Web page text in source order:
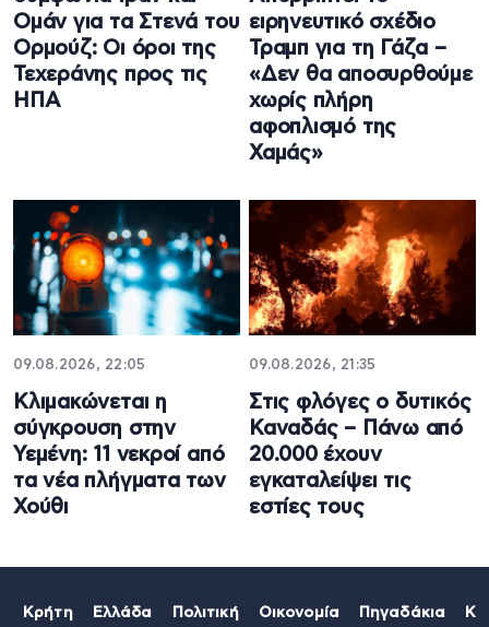
Ομάν για τα Στενά του
Ορμούζ: Οι όροι της
Τεχεράνης προς τις
ΗΠΑ
ειρηνευτικό σχέδιο
Τραμπ για τη Γάζα –
«Δεν θα αποσυρθούμε
χωρίς πλήρη
αφοπλισμό της
Χαμάς»
09.08.2026, 22:05
Κλιμακώνεται η
σύγκρουση στην
Υεμένη: 11 νεκροί από
τα νέα πλήγματα των
Χούθι
09.08.2026, 21:35
Στις φλόγες ο δυτικός
Καναδάς – Πάνω από
20.000 έχουν
εγκαταλείψει τις
εστίες τους
Κρήτη Ελλάδα Πολιτική Οικονομία Πηγαδάκια